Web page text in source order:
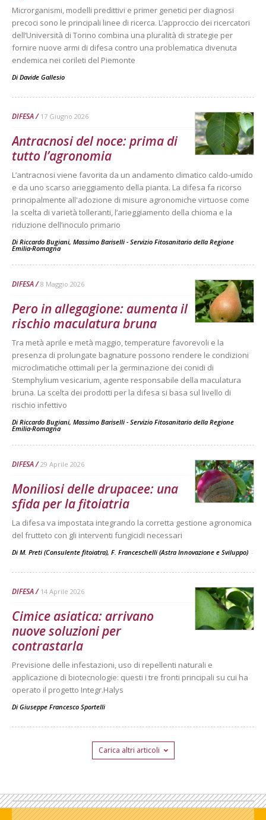
Microrganismi, modelli predittivi e primer genetici per diagnosi
precoci sono le principali linee di ricerca. L’approccio dei ricercatori
dell’Università di Torino combina una pluralità di strategie per
fornire nuove armi di difesa contro una problematica divenuta
endemica nei corileti del Piemonte
Di Davide Gallesio
DIFESA 17 Giugno 2026
Antracnosi del noce: prima di
tutto l’agronomia
L’antracnosi viene favorita da un andamento climatico caldo-umido
e da uno scarso arieggiamento della pianta. La difesa fa ricorso
principalmente all'adozione di misure agronomiche virtuose come
la scelta di varietà tolleranti, l’arieggiamento della chioma e la
riduzione dell’inoculo primario
Di Riccardo Bugiani, Massimo Bariselli - Servizio Fitosanitario della Regione
Emilia-Romagna
DIFESA 8 Maggio 2026
Pero in allegagione: aumenta il
rischio maculatura bruna
Tra metà aprile e metà maggio, temperature favorevoli e la
presenza di prolungate bagnature possono rendere le condizioni
microclimatiche ottimali per la germinazione dei conidi di
Stemphylium vesicarium, agente responsabile della maculatura
bruna. La scelta dei prodotti per la difesa si basa sul livello di
rischio infettivo
Di Riccardo Bugiani, Massimo Bariselli - Servizio Fitosanitario della Regione
Emilia-Romagna
DIFESA 29 Aprile 2026
Moniliosi delle drupacee: una
sfida per la fitoiatria
La difesa va impostata integrando la corretta gestione agronomica
del frutteto con gli interventi fungicidi necessari
Di M. Preti (Consulente fitoiatra), F. Franceschelli (Astra Innovazione e Sviluppo) -
DIFESA 14 Aprile 2026
Cimice asiatica: arrivano
nuove soluzioni per
contrastarla
Previsione delle infestazioni, uso di repellenti naturali e
applicazione di biotecnologie: questi i tre fronti principali su cui ha
operato il progetto Integr.Halys
Di Giuseppe Francesco Sportelli
Carica altri articoli